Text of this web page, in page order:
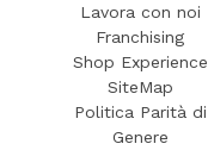
Lavora con noi
Franchising
Shop Experience
SiteMap
Politica Parità di
Genere